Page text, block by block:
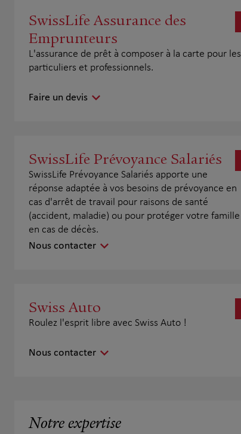
SwissLife Assurance des
Emprunteurs
L'assurance de prêt à composer à la carte pour les
particuliers et professionnels.
Faire un devis
SwissLife Prévoyance Salariés
SwissLife Prévoyance Salariés apporte une
réponse adaptée à vos besoins de prévoyance en
cas d'arrêt de travail pour raisons de santé
(accident, maladie) ou pour protéger votre famille
en cas de décès.
Nous contacter
Swiss Auto
Roulez l'esprit libre avec Swiss Auto !
Nous contacter
Notre expertise